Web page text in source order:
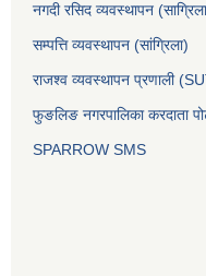
नगदी रसिद व्यवस्थापन
सम्पत्ति व्यवस्थापन (सांग्रिला)
राजश्व व्यवस्थापन प्रणाली
फुङलिङ नगरपालिका करदाता
SPARROW SMS